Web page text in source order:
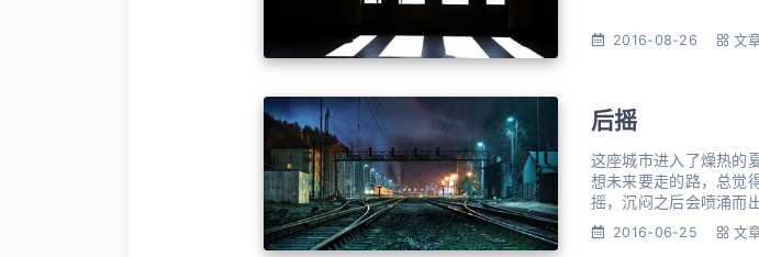
2016-08-26 文
后摇
这座城市进入了燥热的
想未来要走的路，总觉
摇，沉闷之后会喷涌而
到自己的方向，生命需
梦： 侧睡压着心脏，然后梦了个有意思的梦。梦见心脏衰竭，然后一位医生临时给安了个
2016-06-25 文